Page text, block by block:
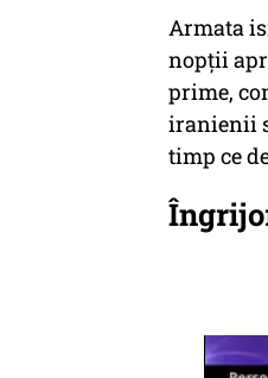
Armata
nopții
prime,
iranienii
timp ce